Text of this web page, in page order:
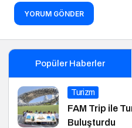
YORUM GÖNDER
Popüler Haberler
Turizm
FAM Trip ile
Buluşturdu